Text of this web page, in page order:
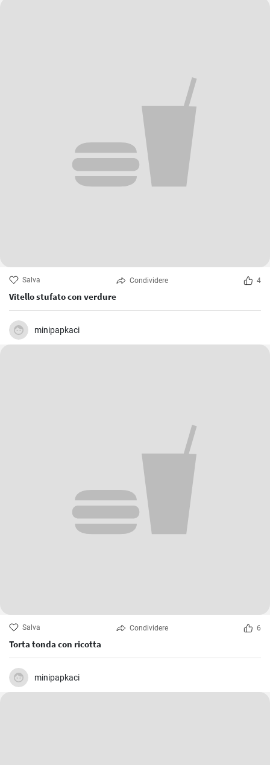
Salva Condividere 4
Vitello stufato con verdure
minipapkaci
Salva Condividere 6
Torta tonda con ricotta
minipapkaci